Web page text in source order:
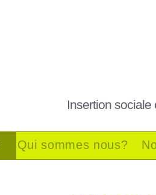
Insertion
Qui sommes nous?